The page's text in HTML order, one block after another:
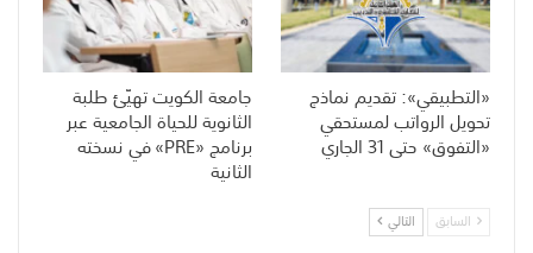
«التطبيقي»: تقديم نماذج
تحويل الرواتب لمستحقي
«التفوق» حتى 31 الجاري
جامعة الكويت تهيّئ طلبة
الثانوية للحياة الجامعية عبر
برنامج «PRE» في نسخته
الثانية
السابق التالي